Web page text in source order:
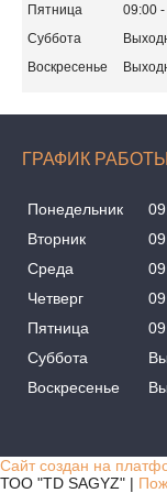
Пятница
09:00
Суббота
Воскресенье
ГРАФИК РАБОТЫ
Понедельник
Вторник
Среда
Четверг
Пятница
Суббота
Воскресенье
Сайт создан на
ТОО "TD SAGYZ" |